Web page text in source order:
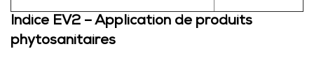
Indice EV2 – Application de produits
phytosanitaires